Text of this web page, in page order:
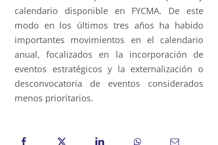
calendario disponible en FYCMA. De este
modo en los últimos tres años ha habido
importantes movimientos en el calendario
anual, focalizados en la incorporación de
eventos estratégicos y la externalización o
desconvocatoria de eventos considerados
menos prioritarios.